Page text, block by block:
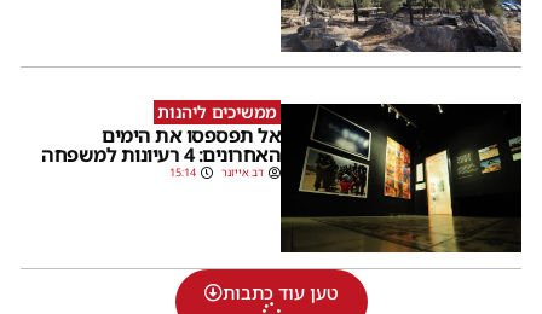
ממשיכים ליהנות
אל תפספסו את הימים
האחרונים: 4 רעיונות למשפחה
דב אייזנר 15:14
טען עוד כתבות